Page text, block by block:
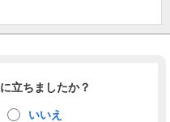
立ちましたか？
いいえ